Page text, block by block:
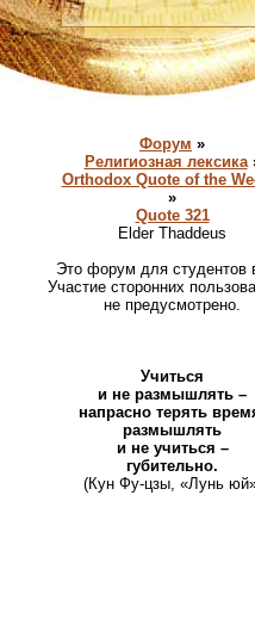
Форум »
Религиозная лексика
Orthodox Quote of the
»
Quote 321
Elder Thaddeus
Это форум для студентов
Участие сторонних
не предусмотрено.
Учиться
и не размышлять –
напрасно терять
размышлять
и не учиться –
губительно.
(Кун Фу-цзы, «Лунь